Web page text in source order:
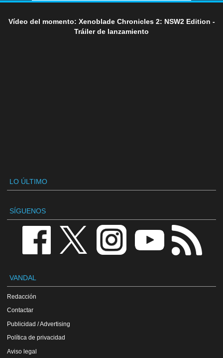
Vídeo del momento: Xenoblade Chronicles 2: NSW2 Edition -
Tráiler de lanzamiento
LO ÚLTIMO
SÍGUENOS
VANDAL
Redacción
Contactar
Publicidad / Advertising
Política de privacidad
Aviso legal